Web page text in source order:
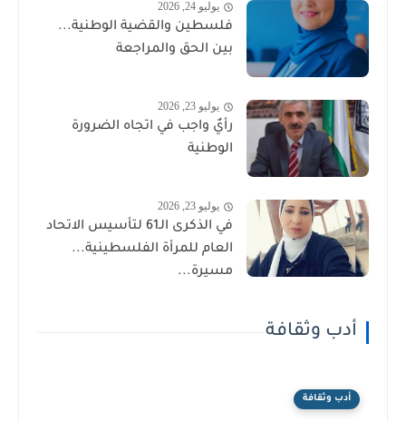
يوليو 24, 2026
فلسطين والقضية الوطنية...
بين الحق والمراجعة
يوليو 23, 2026
رأيٌ واجب في اتجاه الضرورة
الوطنية
يوليو 23, 2026
في الذكرى الـ61 لتأسيس الاتحاد
العام للمرأة الفلسطينية...
مسيرة...
أدب وثقافة
أدب وثقافة